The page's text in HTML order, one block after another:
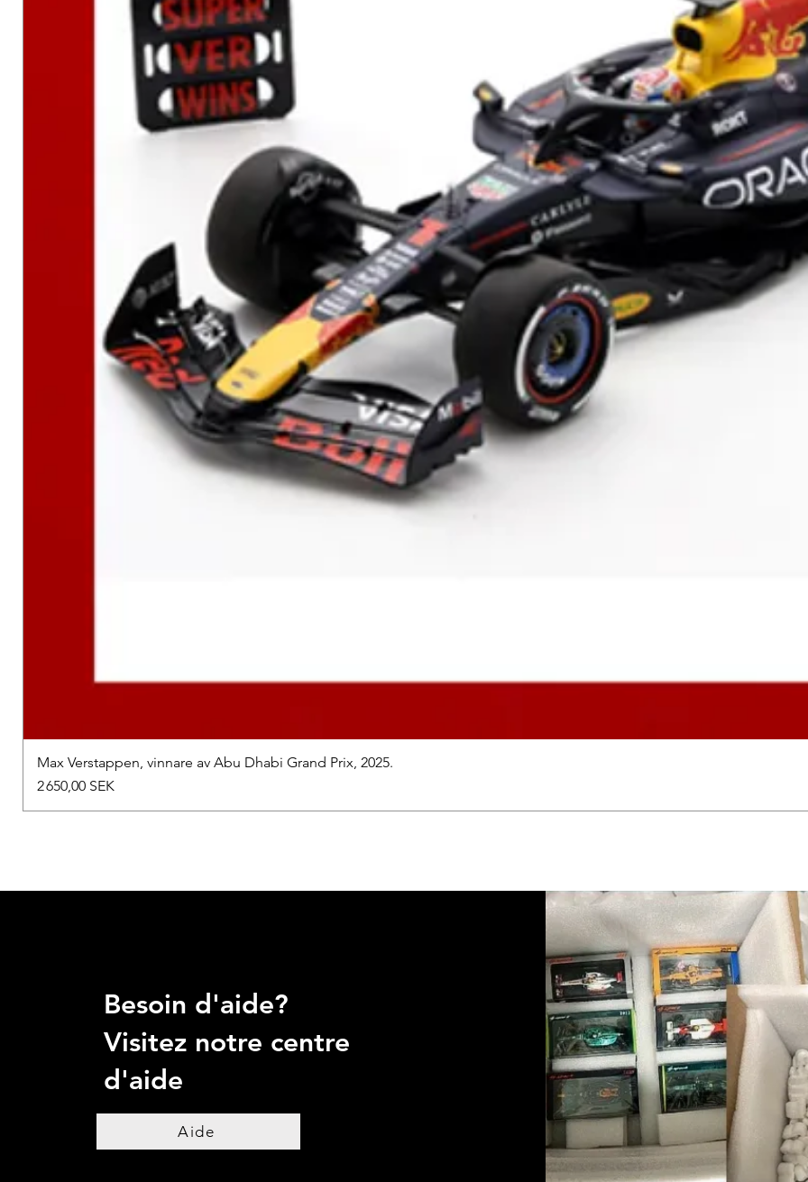
Max Verstappen, vinnare av Abu Dhabi Grand Prix, 2025.
Prix
2 650,00 SEK
Besoin d'aide?
Visitez notre centre
d'aide
Aide